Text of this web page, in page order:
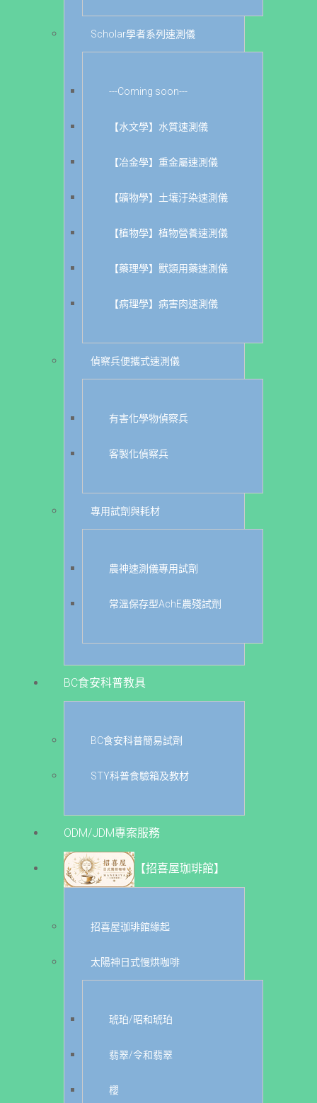
Scholar學者系列速測儀
---Coming soon---
【水文學】水質速測儀
【冶金學】重金屬速測儀
【礦物學】土壤汙染速測儀
【植物學】植物營養速測儀
【藥理學】獸類用藥速測儀
【病理學】病害肉速測儀
偵察兵便攜式速測儀
有害化學物偵察兵
客製化偵察兵
專用試劑與耗材
農神速測儀專用試劑
常溫保存型AchE農殘試劑
BC食安科普教具
BC食安科普簡易試劑
STY科普食驗箱及教材
ODM/JDM專案服務
【招喜屋珈琲館】
招喜屋珈琲館緣起
太陽神日式慢烘咖啡
琥珀/昭和琥珀
翡翠/令和翡翠
櫻